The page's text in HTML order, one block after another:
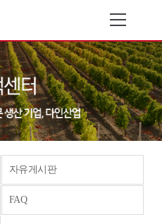
자유게시판
FAQ